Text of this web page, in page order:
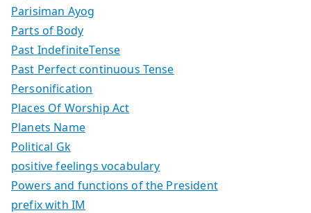
Parisiman Ayog
Parts of Body
Past IndefiniteTense
Past Perfect continuous Tense
Personification
Places Of Worship Act
Planets Name
Political Gk
positive feelings vocabulary
Powers and functions of the President
prefix with IM